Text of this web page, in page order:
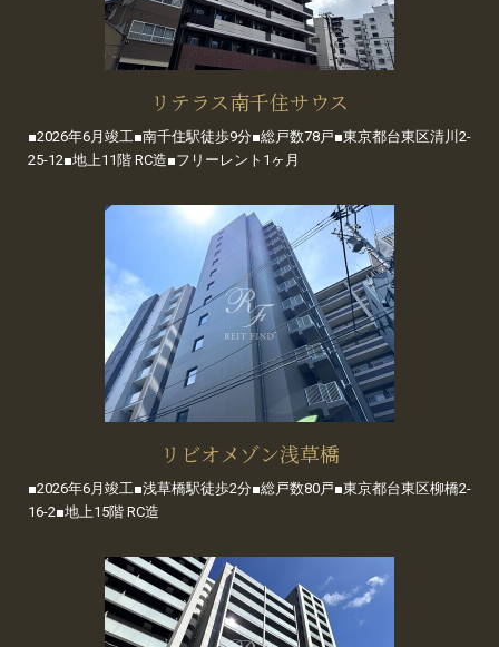
リテラス南千住サウス
■2026年6月竣工■南千住駅徒歩9分■総戸数78戸■東京都台東区清川2-
25-12■地上11階 RC造■フリーレント1ヶ月
リビオメゾン浅草橋
■2026年6月竣工■浅草橋駅徒歩2分■総戸数80戸■東京都台東区柳橋2-
16-2■地上15階 RC造